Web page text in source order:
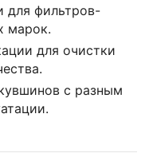
для фильтров-
марок.
для очистки
с разным